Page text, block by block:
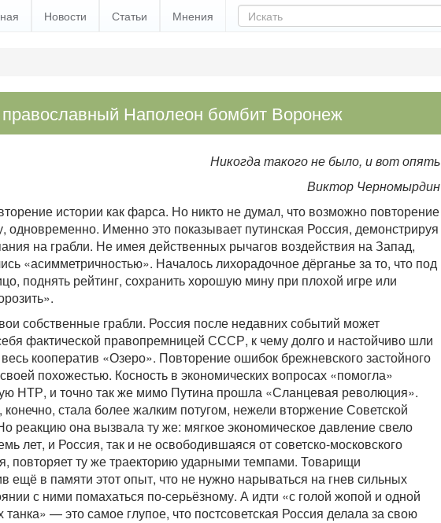
Новости Статьи Мнения
Наполеон бомбит Воронеж
Никогда такого не было, и вот опять
Виктор Черномырдин
истории как фарса. Но никто не думал, что возможно повторение
одновременно. Именно это показывает путинская Россия, демонстрируя
на грабли. Не имея действенных рычагов воздействия на Запад,
«асимметричностью». Началось лихорадочное дёрганье за то, что под
поднять рейтинг, сохранить хорошую мину при плохой игре или
собственные грабли. Россия после недавних событий может
фактической правопремницей СССР, к чему долго и настойчиво шли
кооператив «Озеро». Повторение ошибок брежневского застойного
похожестью. Косность в экономических вопросах «помогла»
НТР, и точно так же мимо Путина прошла «Сланцевая революция».
стала более жалким потугом, нежели вторжение Советской
реакцию она вызвала ту же: мягкое экономическое давление свело
лет, и Россия, так и не освободившаяся от советско-московского
повторяет ту же траекторию ударными темпами. Товарищи
ещё в памяти этот опыт, что не нужно нарываться на гнев сильных
с ними помахаться по-серьёзному. А идти «с голой жопой и одной
танка» — это самое глупое, что постсоветская Россия делала за свою